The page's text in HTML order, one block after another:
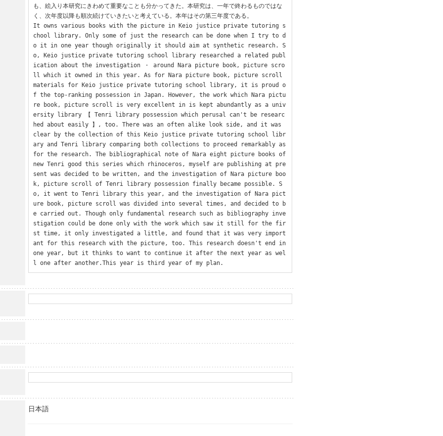
も、絵入り本研究にきわめて重要なことも分かってきた。本研究は、一年で終わるものではな
く、次年度以降も順次続けていきたいと考えている。本年はその第三年度である。
It owns various books with the picture in Keio justice private tutoring s
chool library. Only some of just the research can be done when I try to d
o it in one year though originally it should aim at synthetic research. S
o, Keio justice private tutoring school library researched a related publ
ication about the investigation ・ around Nara picture book, picture scro
ll which it owned in this year. As for Nara picture book, picture scroll
materials for Keio justice private tutoring school library, it is proud o
f the top-ranking possession in Japan. However, the work which Nara pictu
re book, picture scroll is very excellent in is kept abundantly as a univ
ersity library 【 Tenri library possession which perusal can't be researc
hed about easily 】, too. There was an often alike look side, and it was
clear by the collection of this Keio justice private tutoring school libr
ary and Tenri library comparing both collections to proceed remarkably as
for the research. The bibliographical note of Nara eight picture books of
new Tenri good this series which rhinoceros, myself are publishing at pre
sent was decided to be written, and the investigation of Nara picture boo
k, picture scroll of Tenri library possession finally became possible. S
o, it went to Tenri library this year, and the investigation of Nara pict
ure book, picture scroll was divided into several times, and decided to b
e carried out. Though only fundamental research such as bibliography inve
stigation could be done only with the work which saw it still for the fir
st time, it only investigated a little, and found that it was very import
ant for this research with the picture, too. This research doesn't end in
one year, but it thinks to want to continue it after the next year as wel
l one after another.This year is third year of my plan.
日本語